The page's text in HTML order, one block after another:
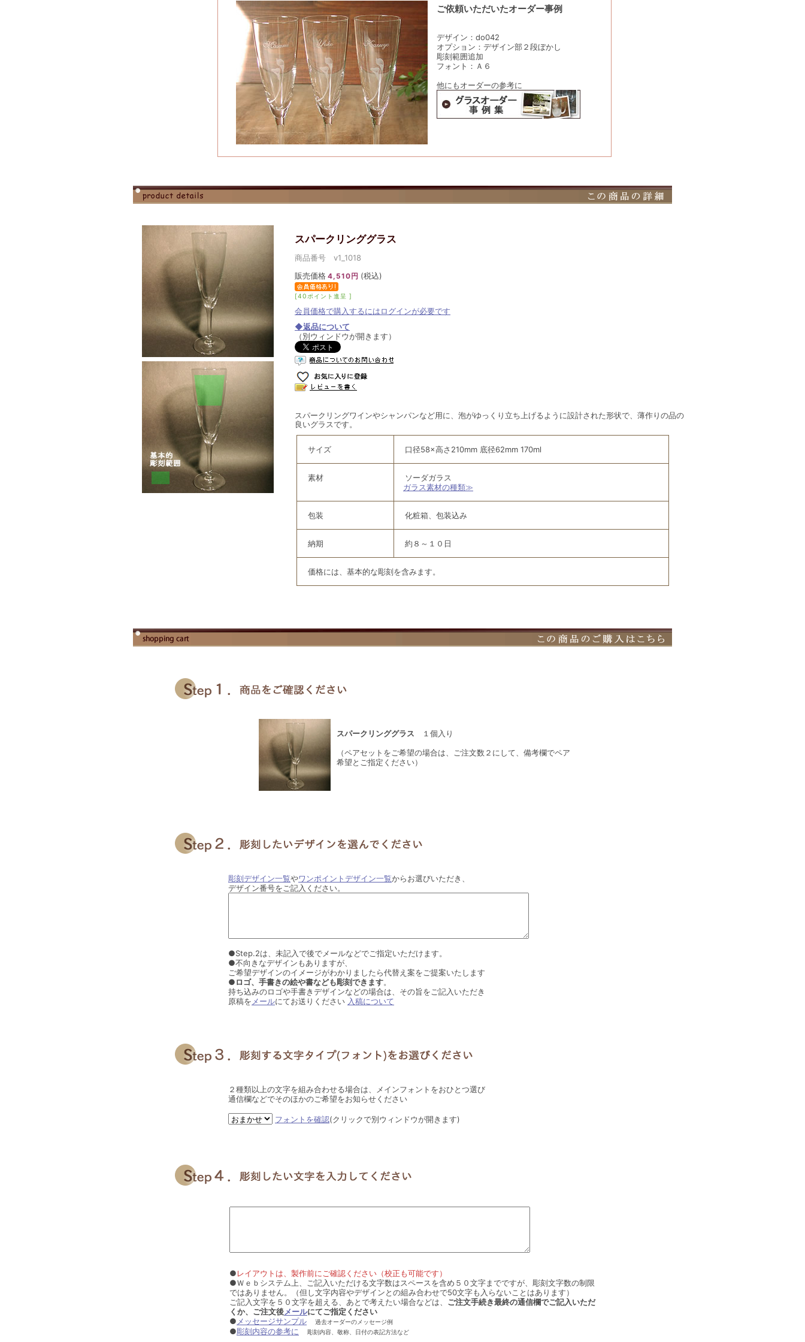
ご依頼いただいたオーダー事例
デザイン：do042
オプション：デザイン部２段ぼかし
彫刻範囲追加
フォント：Ａ６
他にもオーダーの参考に
スパークリンググラス
商品番号 v1_1018
販売価格 4,510円 (税込)
[40ポイント進呈 ]
会員価格で購入するにはログインが必要です
◆返品について
（別ウィンドウが開きます）
スパークリングワインやシャンパンなど用に、泡がゆっくり立ち上げるように設計された形状で、薄作りの品の
良いグラスです。
サイズ 口径58×高さ210mm 底径62mm 170ml
素材
ソーダガラス
ガラス素材の種類≫
包装 化粧箱、包装込み
納期 約８～１０日
価格には、基本的な彫刻を含みます。
スパークリンググラス １個入り
（ペアセットをご希望の場合は、ご注文数２にして、備考欄でペア
希望とご指定ください）
彫刻デザイン一覧やワンポイントデザイン一覧からお選びいただき、
デザイン番号をご記入ください。
●Step.2は、未記入で後でメールなどでご指定いただけます。
●不向きなデザインもありますが、
ご希望デザインのイメージがわかりましたら代替え案をご提案いたします
●ロゴ、手書きの絵や書なども彫刻できます。
持ち込みのロゴや手書きデザインなどの場合は、その旨をご記入いただき
原稿を メールにてお送りください 入稿について
２種類以上の文字を組み合わせる場合は、メインフォントをおひとつ選び
通信欄などでそのほかのご希望をお知らせください
フォントを確認(クリックで別ウィンドウが開きます)
●レイアウトは、製作前にご確認ください（校正も可能です）
●Ｗｅｂシステム上、ご記入いただける文字数はスペースを含め５０文字までですが、彫刻文字数の制限
ではありません。（但し文字内容やデザインとの組み合わせで50文字も入らないことはあります）
ご記入文字を５０文字を超える、あとで考えたい場合などは、 ご注文手続き最終の通信欄でご記入いただ
くか、ご注文後メールにてご指定ください
● メッセージサンプル 過去オーダーのメッセージ例
●彫刻内容の参考に 彫刻内容、敬称、日付の表記方法など